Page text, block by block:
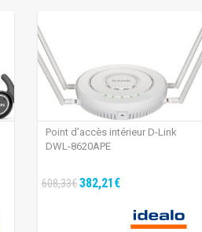
Point d’accès intérieur D-Link
DWL-8620APE
608,33€382,21€